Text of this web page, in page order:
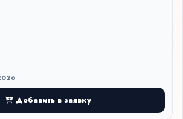
Добавить в заявку